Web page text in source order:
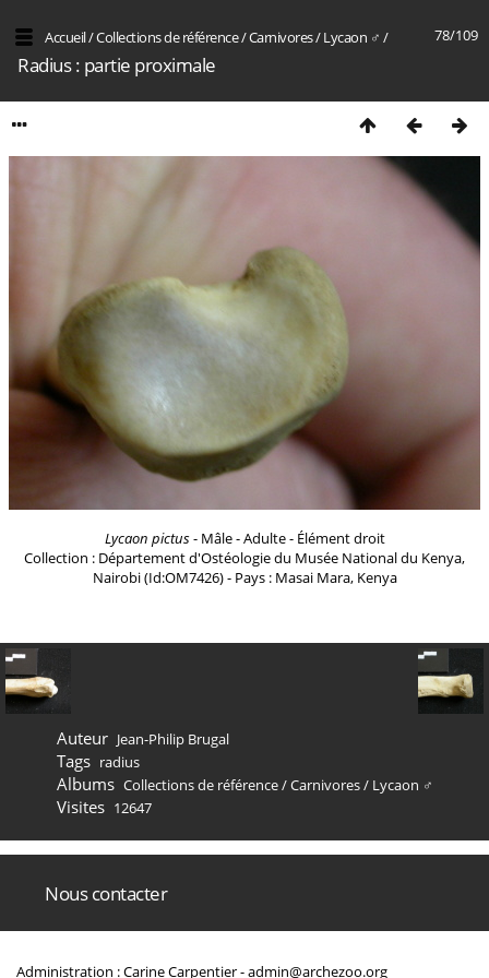
78/109
Accueil/Collections de référence/Carnivores/Lycaon ♂ /
Radius : partie proximale
Lycaon pictus- Mâle - Adulte - Élément droit
Collection : Département d'Ostéologie du Musée National du Kenya,
Nairobi (Id:OM7426) - Pays : Masai Mara, Kenya
Auteur Jean-Philip Brugal
Tags radius
Albums Collections de référence/Carnivores/ Lycaon ♂
Visites 12647
Nous contacter
Administration : Carine Carpentier -admin@archezoo.org